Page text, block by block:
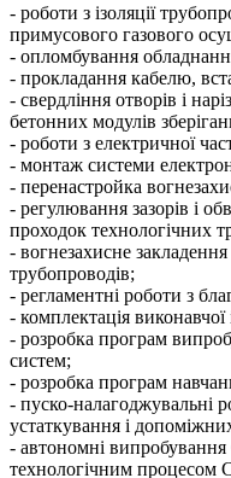
- роботи з ізоляції
примусового газового
- опломбування
- прокладання кабелю,
- свердління отворів і
бетонних модулів
- роботи з електричної
- монтаж системи
- перенастройка
- регулювання зазорів і
проходок технологічних
- вогнезахисне
трубопроводів;
- регламентні роботи з
- комплектація виконавчої
- розробка програм
систем;
- розробка програм
- пуско-налагоджувальні
устаткування і
- автономні
технологічним процесом